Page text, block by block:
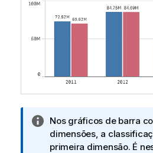
N
o
t
Nos gráficos de barra
dimensões, a
primeira dimensão. É